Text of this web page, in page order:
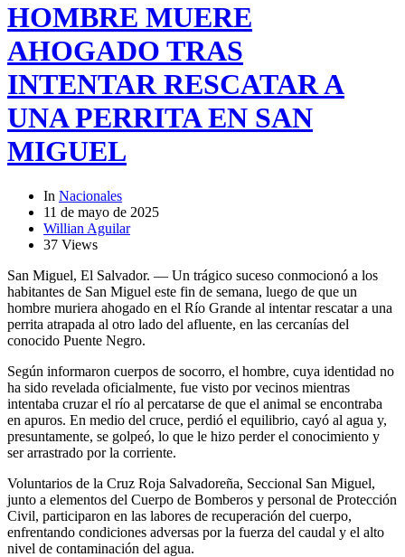
HOMBRE MUERE
AHOGADO TRAS
INTENTAR RESCATAR A
UNA PERRITA EN SAN
MIGUEL
In Nacionales
11 de mayo de 2025
Willian Aguilar
37 Views
San Miguel, El Salvador. — Un trágico suceso conmocionó a los
habitantes de San Miguel este fin de semana, luego de que un
hombre muriera ahogado en el Río Grande al intentar rescatar a una
perrita atrapada al otro lado del afluente, en las cercanías del
conocido Puente Negro.
Según informaron cuerpos de socorro, el hombre, cuya identidad no
ha sido revelada oficialmente, fue visto por vecinos mientras
intentaba cruzar el río al percatarse de que el animal se encontraba
en apuros. En medio del cruce, perdió el equilibrio, cayó al agua y,
presuntamente, se golpeó, lo que le hizo perder el conocimiento y
ser arrastrado por la corriente.
Voluntarios de la Cruz Roja Salvadoreña, Seccional San Miguel,
junto a elementos del Cuerpo de Bomberos y personal de Protección
Civil, participaron en las labores de recuperación del cuerpo,
enfrentando condiciones adversas por la fuerza del caudal y el alto
nivel de contaminación del agua.